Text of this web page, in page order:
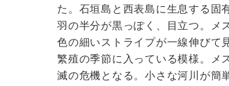
た。石垣島と西表島に生息する固
羽の半分が黒っぽく、目立つ。メ
色の細いストライプが一線伸びて
繁殖の季節に入っている模様。メ
滅の危機となる。小さな河川が簡